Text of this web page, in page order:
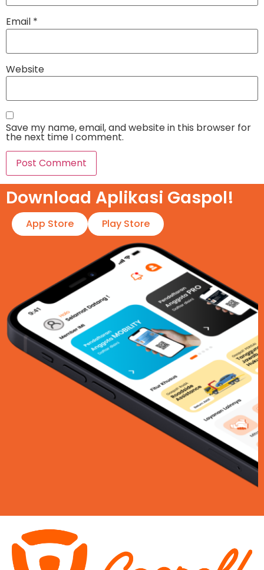
Email *
Website
Save my name, email, and website in this browser for
the next time I comment.
Download Aplikasi Gaspol!​
App Store Play Store